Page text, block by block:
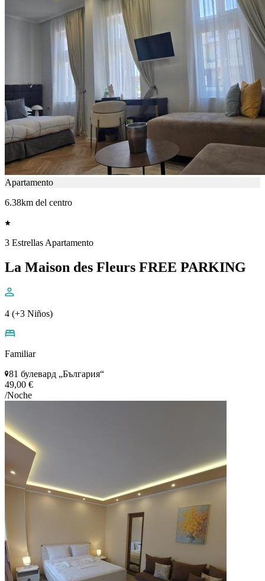
Apartamento
6.38km del centro
3 Estrellas Apartamento
La Maison des Fleurs FREE PARKING
4 (+3 Niños)
Familiar
81 булевард „България“
49,00 €
/Noche